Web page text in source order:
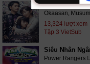
Mẹ Ơi, Con
Okaasan,
13,324 lượt xem
Tập 3 VietSub
Siêu Nhân